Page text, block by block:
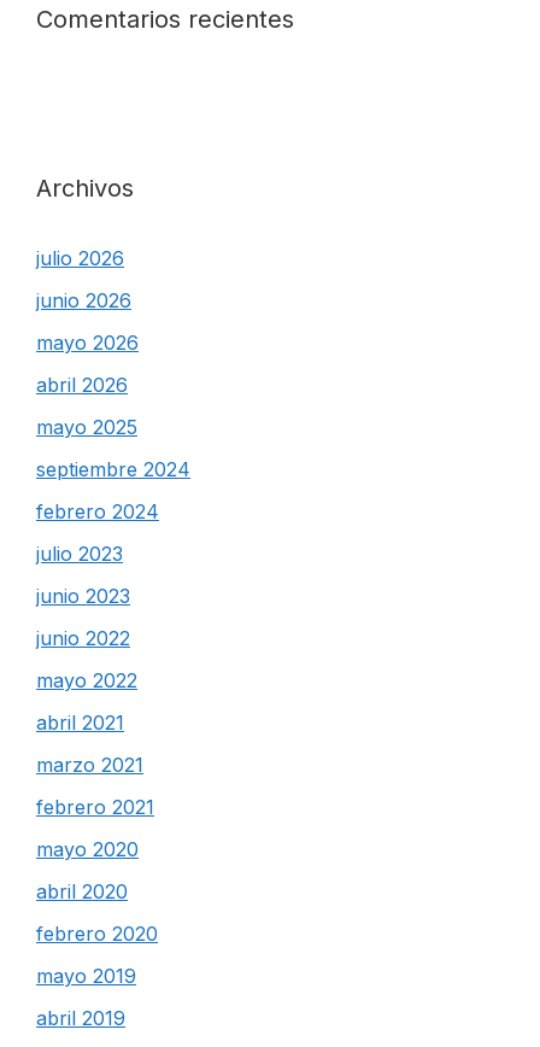
Comentarios recientes
Archivos
julio 2026
junio 2026
mayo 2026
abril 2026
mayo 2025
septiembre 2024
febrero 2024
julio 2023
junio 2023
junio 2022
mayo 2022
abril 2021
marzo 2021
febrero 2021
mayo 2020
abril 2020
febrero 2020
mayo 2019
abril 2019